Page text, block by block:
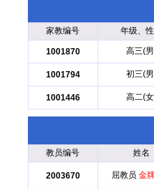
家教编号 年级、性
1001870 高三(
1001794 初三(
1001446 高二(
教员编号 姓名
2003670 屈教员 金